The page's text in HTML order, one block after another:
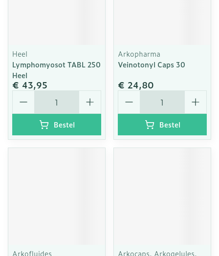
Heel
Lymphomyosot TABL 250
Heel
€ 43,95
Aantal
Bestel
Arkopharma
Veinotonyl Caps 30
€ 24,80
Aantal
Bestel
Arkofluides Arkocaps, Arkogelules,